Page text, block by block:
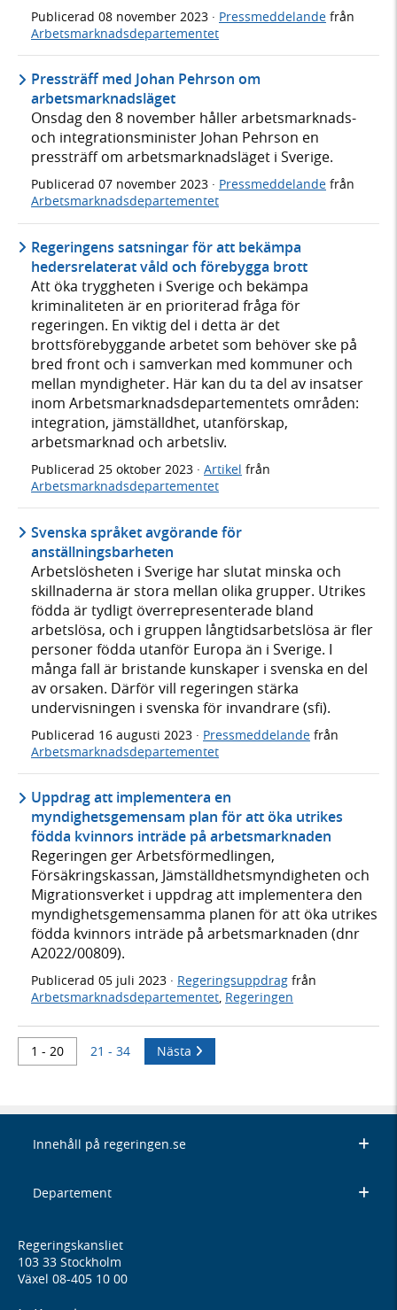
Publicerad 08 november 2023 · Pressmeddelande från
Arbetsmarknadsdepartementet
Pressträff med Johan Pehrson om
arbetsmarknadsläget
Onsdag den 8 november håller arbetsmarknads-
och integrationsminister Johan Pehrson en
pressträff om arbetsmarknadsläget i Sverige.
Publicerad 07 november 2023 · Pressmeddelande från
Arbetsmarknadsdepartementet
Regeringens satsningar för att bekämpa
hedersrelaterat våld och förebygga brott
Att öka tryggheten i Sverige och bekämpa
kriminaliteten är en prioriterad fråga för
regeringen. En viktig del i detta är det
brottsförebyggande arbetet som behöver ske på
bred front och i samverkan med kommuner och
mellan myndigheter. Här kan du ta del av insatser
inom Arbetsmarknadsdepartementets områden:
integration, jämställdhet, utanförskap,
arbetsmarknad och arbetsliv.
Publicerad 25 oktober 2023 · Artikel från
Arbetsmarknadsdepartementet
Svenska språket avgörande för
anställningsbarheten
Arbetslösheten i Sverige har slutat minska och
skillnaderna är stora mellan olika grupper. Utrikes
födda är tydligt överrepresenterade bland
arbetslösa, och i gruppen långtidsarbetslösa är fler
personer födda utanför Europa än i Sverige. I
många fall är bristande kunskaper i svenska en del
av orsaken. Därför vill regeringen stärka
undervisningen i svenska för invandrare (sfi).
Publicerad 16 augusti 2023 · Pressmeddelande från
Arbetsmarknadsdepartementet
Uppdrag att implementera en
myndighetsgemensam plan för att öka utrikes
födda kvinnors inträde på arbetsmarknaden
Regeringen ger Arbetsförmedlingen,
Försäkringskassan, Jämställdhetsmyndigheten och
Migrationsverket i uppdrag att implementera den
myndighetsgemensamma planen för att öka utrikes
födda kvinnors inträde på arbetsmarknaden (dnr
A2022/00809).
Publicerad 05 juli 2023 · Regeringsuppdrag från
Arbetsmarknadsdepartementet, Regeringen
1 - 20 21 - 34 Nästa
Innehåll på regeringen.se
Departement
Regeringskansliet
103 33 Stockholm
Växel 08-405 10 00